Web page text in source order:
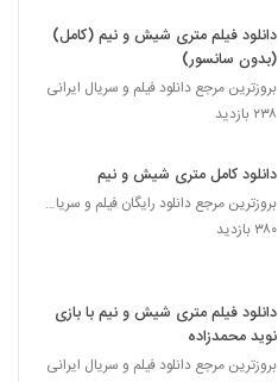
دانلود فیلم متری شیش و نیم (کامل)
(بدون سانسور)
بروزترین مرجع دانلود فیلم و سریال ایرانی
۲۳۸ بازدید
دانلود کامل متری شیش و نیم
بروزترین مرجع دانلود رایگان فیلم و سریال ایرانی
۳۸۰ بازدید
دانلود فیلم متری شیش و نیم با بازی
نوید محمدزاده
بروزترین مرجع دانلود فیلم و سریال ایرانی